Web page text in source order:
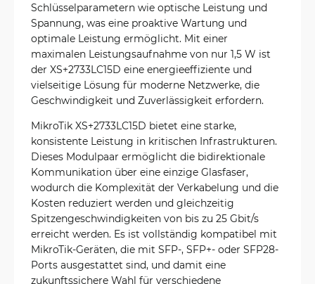
Schlüsselparametern wie optische Leistung und
Spannung, was eine proaktive Wartung und
optimale Leistung ermöglicht. Mit einer
maximalen Leistungsaufnahme von nur 1,5 W ist
der XS+2733LC15D eine energieeffiziente und
vielseitige Lösung für moderne Netzwerke, die
Geschwindigkeit und Zuverlässigkeit erfordern.
MikroTik XS+2733LC15D bietet eine starke,
konsistente Leistung in kritischen Infrastrukturen.
Dieses Modulpaar ermöglicht die bidirektionale
Kommunikation über eine einzige Glasfaser,
wodurch die Komplexität der Verkabelung und die
Kosten reduziert werden und gleichzeitig
Spitzengeschwindigkeiten von bis zu 25 Gbit/s
erreicht werden. Es ist vollständig kompatibel mit
MikroTik-Geräten, die mit SFP-, SFP+- oder SFP28-
Ports ausgestattet sind, und damit eine
zukunftssichere Wahl für verschiedene